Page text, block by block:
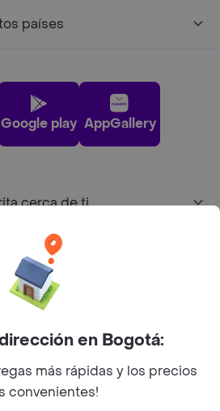
países
Google play AppGallery
cerca de ti
Facebook
Twitter
Instagram
en Bogotá:
más rápidas y los precios
convenientes!